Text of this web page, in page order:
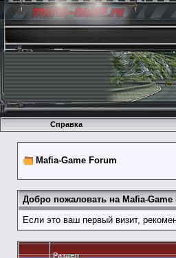
Справка
Mafia-Game Forum
Добро пожаловать на Mafia-Game
Если это ваш первый визит,
Раздел